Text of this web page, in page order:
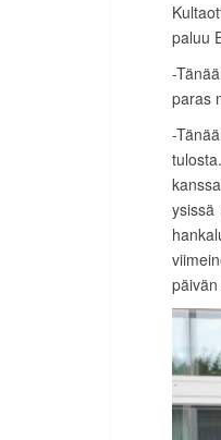
paluu
-
paras
-